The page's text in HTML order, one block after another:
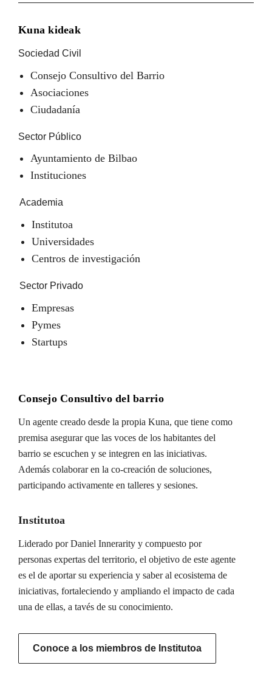
Kuna kideak
Sociedad Civil
Consejo Consultivo del Barrio
Asociaciones
Ciudadanía
Sector Público
Ayuntamiento de Bilbao
Instituciones
Academia
Institutoa
Universidades
Centros de investigación
Sector Privado
Empresas
Pymes
Startups
Consejo Consultivo del barrio
Un agente creado desde la propia Kuna, que tiene como
premisa asegurar que las voces de los habitantes del
barrio se escuchen y se integren en las iniciativas.
Además colaborar en la co-creación de soluciones,
participando activamente en talleres y sesiones.
Institutoa
Liderado por Daniel Innerarity y compuesto por
personas expertas del territorio, el objetivo de este agente
es el de aportar su experiencia y saber al ecosistema de
iniciativas, fortaleciendo y ampliando el impacto de cada
una de ellas, a tavés de su conocimiento.
Conoce a los miembros de Institutoa